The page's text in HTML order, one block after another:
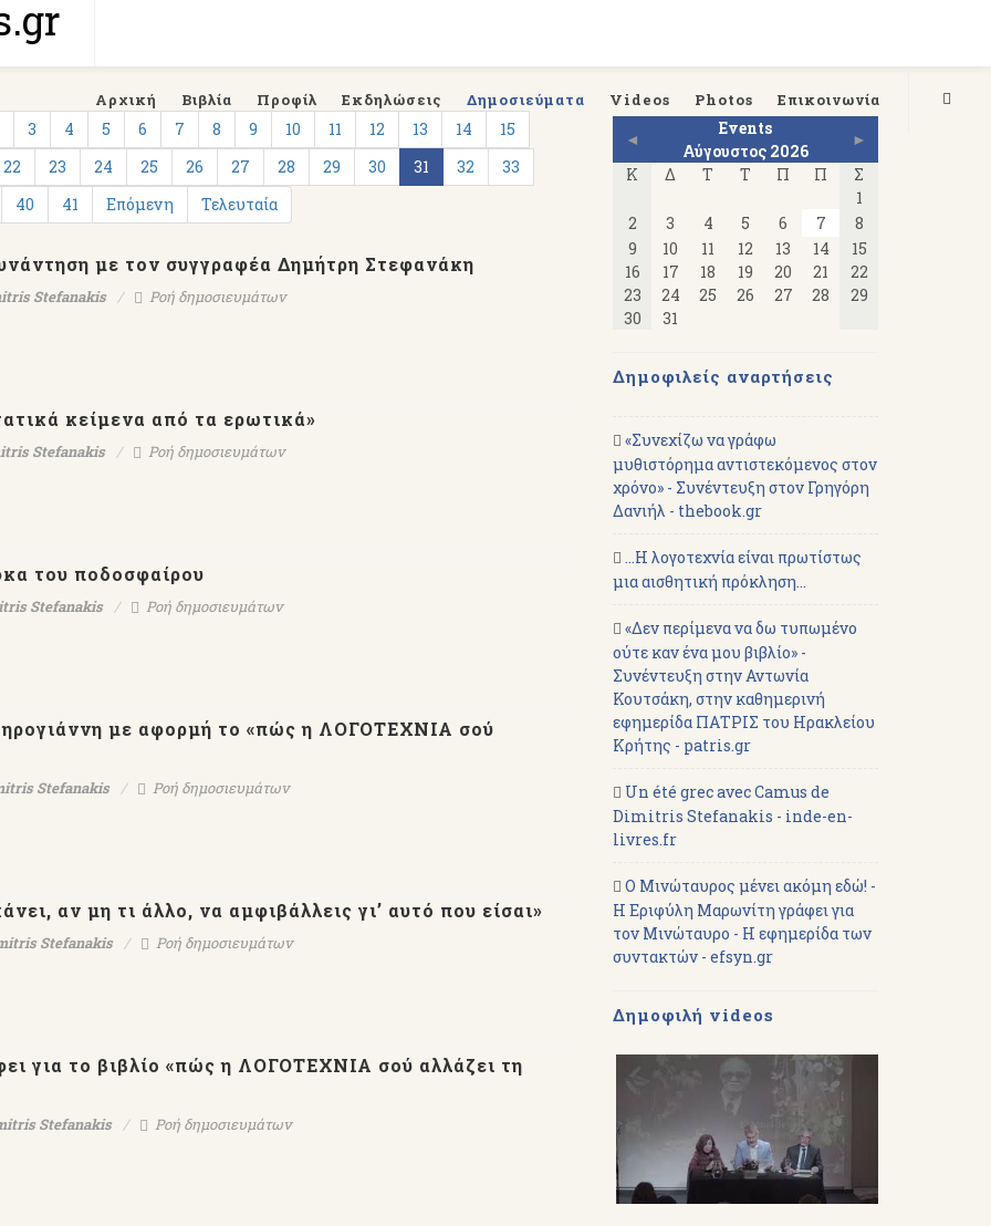
Αρχική Βιβλία Προφίλ Εκδηλώσεις Δημοσιεύματα Videos Photos Επικοινωνία
3 4 5 6 7 8 9 10 11 12 13 14
15
22 23 24 25 26 27 28 29 30 31 32
33
40 41 Επόμενη Τελευταία
με τον συγγραφέα Δημήτρη Στεφανάκη
Stefanakis Ροή δημοσιευμάτων
κείμενα από τα ερωτικά»
Stefanakis Ροή δημοσιευμάτων
του ποδοσφαίρου
Stefanakis Ροή δημοσιευμάτων
με αφορμή το «πώς η ΛΟΓΟΤΕΧΝΙΑ σού
Stefanakis Ροή δημοσιευμάτων
αν μη τι άλλο, να αμφιβάλλεις γι’ αυτό που είσαι»
Stefanakis Ροή δημοσιευμάτων
για το βιβλίο «πώς η ΛΟΓΟΤΕΧΝΙΑ σού αλλάζει τη
Stefanakis Ροή δημοσιευμάτων
◄
Events
Αύγουστος 2026
►
Κ
Δ Τ Τ Π Π
Σ
1
2
3 4 5 6 7
8
9
10 11 12 13 14
15
16
17 18 19 20 21
22
23
24 25 26 27 28
29
30
31
Δημοφιλείς αναρτήσεις
«Συνεχίζω να γράφω
μυθιστόρημα αντιστεκόμενος στον
χρόνο» - Συνέντευξη στον Γρηγόρη
Δανιήλ - thebook.gr
...Η λογοτεχνία είναι πρωτίστως
μια αισθητική πρόκληση...
«Δεν περίμενα να δω τυπωμένο
ούτε καν ένα μου βιβλίο» -
Συνέντευξη στην Αντωνία
Κουτσάκη, στην καθημερινή
εφημερίδα ΠΑΤΡΙΣ του Ηρακλείου
Κρήτης - patris.gr
Un été grec avec Camus de
Dimitris Stefanakis - inde-en-
livres.fr
Ο Μινώταυρος μένει ακόμη εδώ! -
Η Εριφύλη Μαρωνίτη γράφει για
τον Μινώταυρο - Η εφημερίδα των
συντακτών - efsyn.gr
Δημοφιλή videos